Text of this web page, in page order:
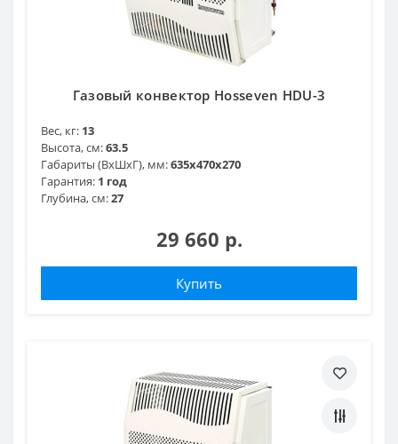
Газовый конвектор Hosseven HDU-3
Вес, кг: 13
Высота, см:63.5
Габариты (ВхШхГ), мм:635x470x270
Гарантия: 1 год
Глубина, см:27
29 660 р.
Купить